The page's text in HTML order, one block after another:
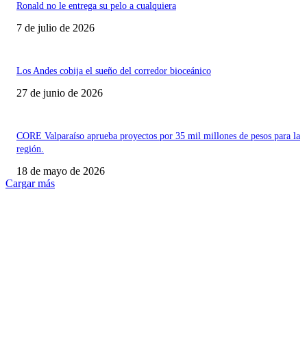
Ronald no le entrega su pelo a cualquiera
7 de julio de 2026
Los Andes cobija el sueño del corredor bioceánico
27 de junio de 2026
CORE Valparaíso aprueba proyectos por 35 mil millones de pesos para la
región.
18 de mayo de 2026
Cargar más